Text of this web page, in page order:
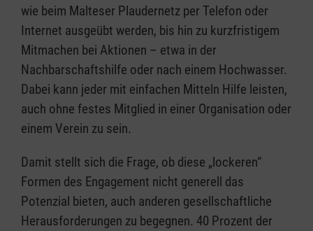
wie beim Malteser Plaudernetz per Telefon oder
Internet ausgeübt werden, bis hin zu kurzfristigem
Mitmachen bei Aktionen – etwa in der
Nachbarschaftshilfe oder nach einem Hochwasser.
Dabei kann jeder mit einfachen Mitteln Hilfe leisten,
auch ohne festes Mitglied in einer Organisation oder
einem Verein zu sein.
Damit stellt sich die Frage, ob diese „lockeren“
Formen des Engagement nicht generell das
Potenzial bieten, auch anderen gesellschaftliche
Herausforderungen zu begegnen. 40 Prozent der